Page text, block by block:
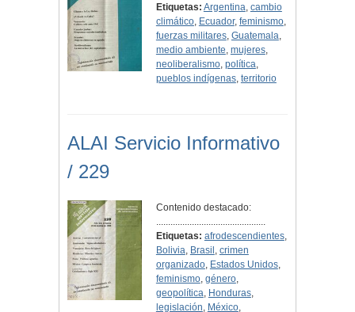
Etiquetas: Argentina, cambio
climático, Ecuador, feminismo,
fuerzas militares, Guatemala,
medio ambiente, mujeres,
neoliberalismo, política,
pueblos indígenas, territorio
ALAI Servicio Informativo
/ 229
Contenido destacado:
..............................................
Etiquetas: afrodescendientes,
Bolivia, Brasil , crimen
organizado, Estados Unidos,
feminismo, género,
geopolítica, Honduras,
legislación, México,